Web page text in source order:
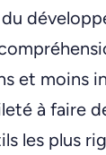
et moins
à faire
les plus